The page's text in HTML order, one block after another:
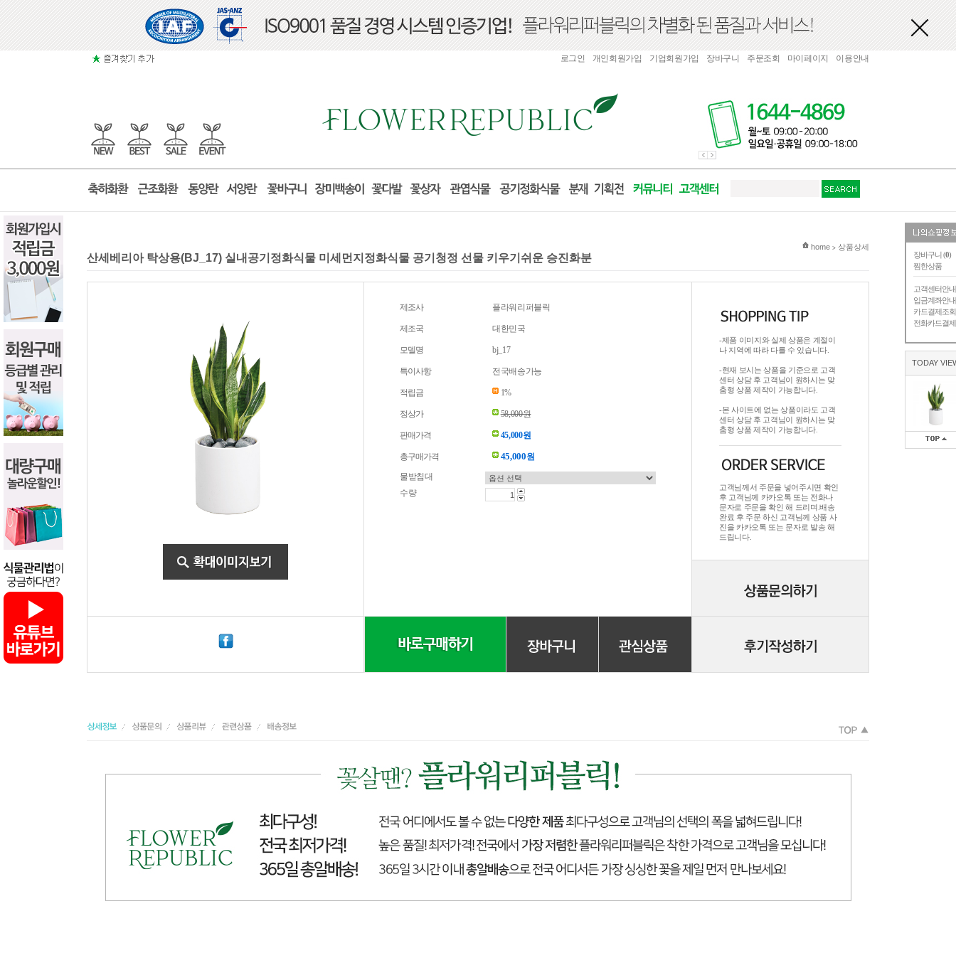
장바구니 (0)
찜한상품
고객센터안내
입금계좌안내
카드결제조회
전화카드결제
TODAY
로그인 개인회원가입 기업회원가입 장바구니 주문조회 마이페이지 이용안내
현재 위치
home > 상품상세
산세베리아 탁상용(BJ_17) 실내공기정화식물 미세먼지정화식물 공기청정 선물 키우기쉬운 승진화분
제조사 플라워리퍼블릭
제조국 대한민국
모델명 bj_17
특이사항 전국배송가능
적립금 1%
정상가 58,000원
판매가격 45,000원
총구매가격 45,000원
물받침대
수량
-제품 이미지와 실제 상품은 계절이
나 지역에 따라 다를 수 있습니다.
-현재 보시는 상품을 기준으로 고객
센터 상담 후 고객님이 원하시는 맞
춤형 상품 제작이 가능합니다.
-본 사이트에 없는 상품이라도 고객
센터 상담 후 고객님이 원하시는 맞
춤형 상품 제작이 가능합니다.
고객님께서 주문을 넣어주시면 확인
후 고객님께 카카오톡 또는 전화나
문자로 주문을 확인 해 드리며.배송
완료 후 주문 하신 고객님께 상품 사
진을 카카오톡 또는 문자로 발송 해
드립니다.